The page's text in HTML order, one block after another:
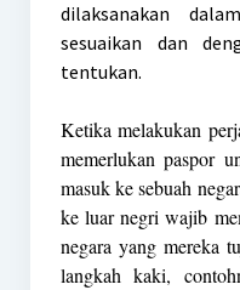
dilaksanakan
sesuaikan dan
tentukan.
Ketika melakukan
memerlukan paspor
masuk ke sebuah
ke luar negri wajib
negara yang mereka
langkah kaki,